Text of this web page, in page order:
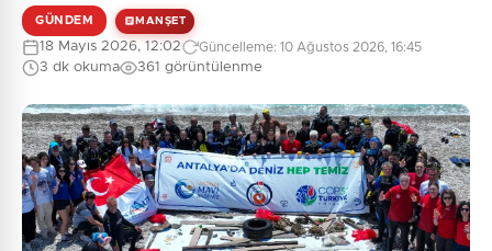
GÜNDEM MANŞET
18 Mayıs 2026, 12:02 Güncelleme: 10 Ağustos 2026, 16:45
3 dk okuma 361 görüntülenme